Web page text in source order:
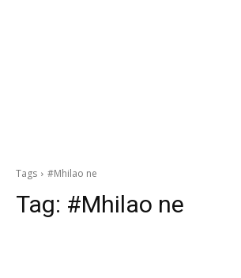
Tags #Mhilao ne
Tag: #Mhilao ne